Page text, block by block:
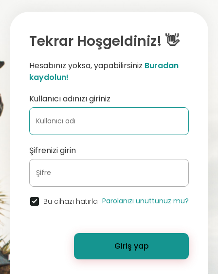
Tekrar Hoşgeldiniz! 👋
Hesabınız yoksa, yapabilirsiniz Buradan
kaydolun!
Kullanıcı adınızı giriniz
Şifrenizi girin
Bu cihazı hatırla Parolanızı unuttunuz mu?
Giriş yap